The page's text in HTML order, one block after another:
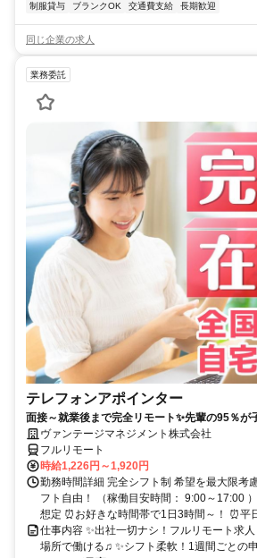
制服貸与
ブランクOK 交通費支給 長期歓迎
同じ企業の求人
業務委託
テレフォンアポインター
面接～就業後まで完全リモート✨先輩の95％が
ヴァンテージマネジメント株式会社
フルリモート
時給1,226円～1,920円
勤務時間詳細 完全シフト制 希望を最大限考
フト自由！ （稼働目安時間： 9:00～17:00
想定 ⏰お好きな時間帯で1日3時間～！ ⏰平
仕事内容 ✨出社一切ナシ！フルリモート求
場所で働ける♫ ✨シフト柔軟！1週間ごとの